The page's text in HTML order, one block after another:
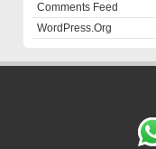
Comments Feed
WordPress.org